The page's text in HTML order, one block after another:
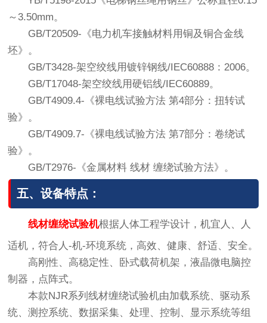
～3.50mm。
GB/T20509-《电力机车接触材料用铜及铜合金线
坯》。
GB/T3428-架空绞线用镀锌钢线/IEC60888：2006。
GB/T17048-架空绞线用硬铝线/IEC60889。
GB/T4909.4-《裸电线试验方法 第4部分：扭转试
验》。
GB/T4909.7-《裸电线试验方法 第7部分：卷绕试
验》。
GB/T2976-《金属材料 线材 缠绕试验方法》。
五、设备特点：
线材缠绕试验机根据人体工程学设计，机宜人、人
适机，符合人-机-环境系统，高效、健康、舒适、安全。
高刚性、高稳定性、卧式载荷机架，液晶微电脑控
制器，点阵式。
本款NJR系列线材缠绕试验机由加载系统、驱动系
统、测控系统、数据采集、处理、控制、显示系统等组